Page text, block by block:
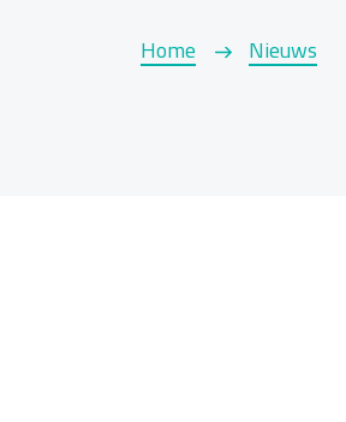
Home Nieuws